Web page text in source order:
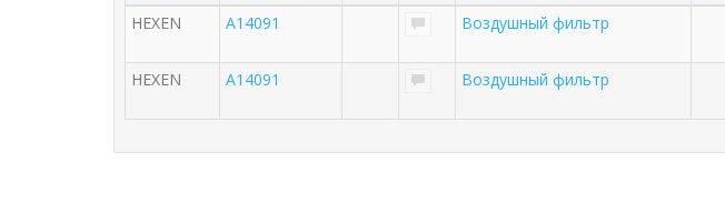
HEXEN
A14091 Воздушный фильтр
HEXEN A14091 Воздушный фильтр